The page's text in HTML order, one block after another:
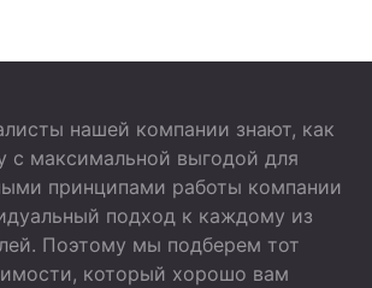
нашей компании знают, как
с максимальной выгодой для
принципами работы компании
подход к каждому из
Поэтому мы подберем тот
который хорошо вам